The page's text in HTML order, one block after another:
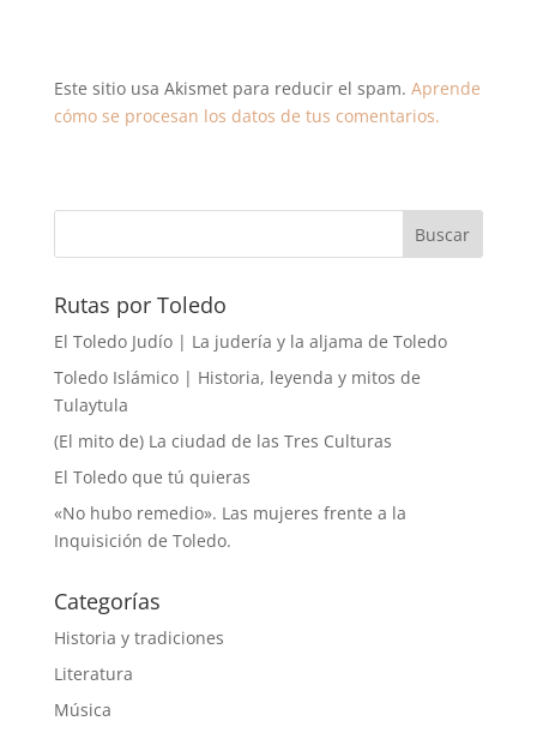
Este sitio usa Akismet para reducir el spam. Aprende
cómo se procesan los datos de tus comentarios.
Rutas por Toledo
El Toledo Judío | La judería y la aljama de Toledo
Toledo Islámico | Historia, leyenda y mitos de
Tulaytula
(El mito de) La ciudad de las Tres Culturas
El Toledo que tú quieras
«No hubo remedio». Las mujeres frente a la
Inquisición de Toledo.
Categorías
Historia y tradiciones
Literatura
Música